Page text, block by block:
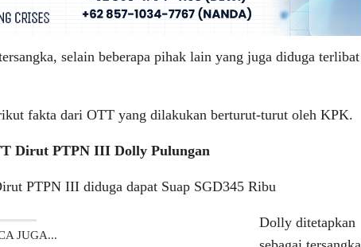
selain beberapa pihak lain yang juga diduga terlibat
fakta dari OTT yang dilakukan berturut-turut oleh KPK.
Dirut PTPN III Dolly Pulungan
PTPN III diduga dapat Suap SGD345 Ribu
JUGA...
Dolly ditetapkan